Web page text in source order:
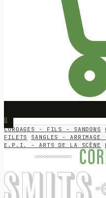
0
CORDAGES - FILS - SANDOWS
FILETS
SANGLES - ARRIMAGE
E.P.I. - ARTS DE LA SCÈNE